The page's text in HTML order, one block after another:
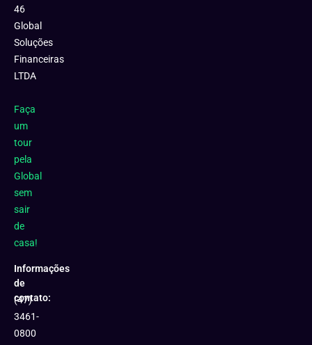
46
Global
Soluções
Financeiras
LTDA
Faça
um
tour
pela
Global
sem
sair
de
casa!
Informações
de
contato:
(47)
3461-
0800